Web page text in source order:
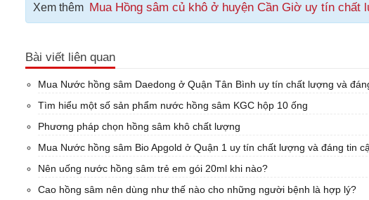
Xem thêm Mua Hồng sâm củ khô ở huyện Cần Giờ uy tín chất
Bài viết liên quan
Mua Nước hồng sâm Daedong ở Quận Tân Bình uy tín chất lượng và
Tìm hiểu một số sản phẩm nước hồng sâm KGC hộp 10 ống
Phương pháp chọn hồng sâm khô chất lượng
Mua Nước hồng sâm Bio Apgold ở Quận 1 uy tín chất lượng và đáng tin
Nên uống nước hồng sâm trẻ em gói 20ml khi nào?
Cao hồng sâm nên dùng như thế nào cho những người bệnh là hợp lý?